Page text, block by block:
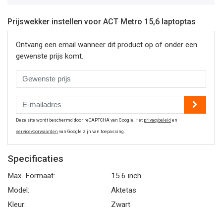
Prijswekker instellen voor ACT Metro 15,6 laptoptas
Ontvang een email wanneer dit product op of onder een
gewenste prijs komt.
Deze site wordt beschermd door reCAPTCHA van Google. Het privacybeleid en
servicevoorwaarden van Google zijn van toepassing.
Specificaties
Max. Formaat:
15.6 inch
Model:
Aktetas
Kleur:
Zwart